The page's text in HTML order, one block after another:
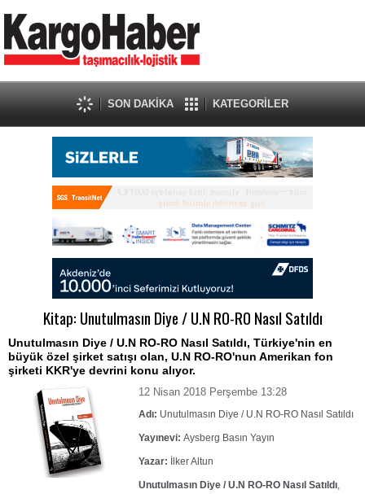
SON DAKİKA KATEGORİLER
Kitap: Unutulmasın Diye / U.N RO-RO Nasıl Satıldı
Unutulmasın Diye / U.N RO-RO Nasıl Satıldı, Türkiye'nin en
büyük özel şirket satışı olan, U.N RO-RO'nun Amerikan fon
şirketi KKR'ye devrini konu alıyor.
12 Nisan 2018 Perşembe 13:28
Adı: Unutulmasın Diye / U.N RO-RO Nasıl Satıldı
Yayınevi: Aysberg Basın Yayın
Yazar: İlker Altun
Unutulmasın Diye / U.N RO-RO Nasıl Satıldı,